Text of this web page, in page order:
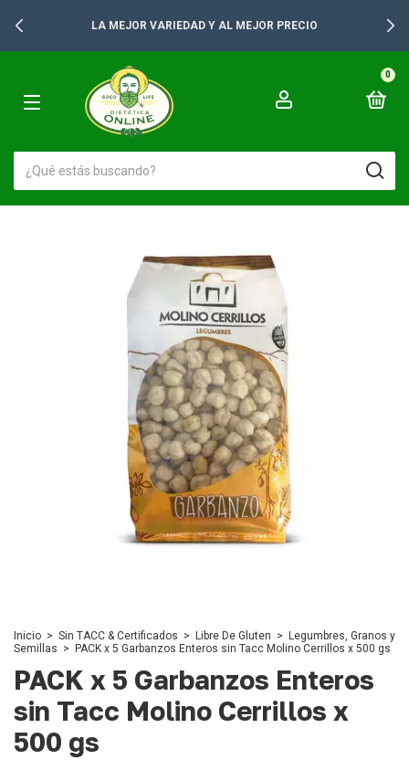
LA MEJOR VARIEDAD Y AL MEJOR PRECIO
0
Inicio > Sin TACC & Certificados > Libre De Gluten >
Legumbres, Granos y
Semillas > PACK x 5 Garbanzos Enteros sin Tacc Molino Cerrillos x 500 gs
PACK x 5 Garbanzos Enteros
sin Tacc Molino Cerrillos x
500 gs